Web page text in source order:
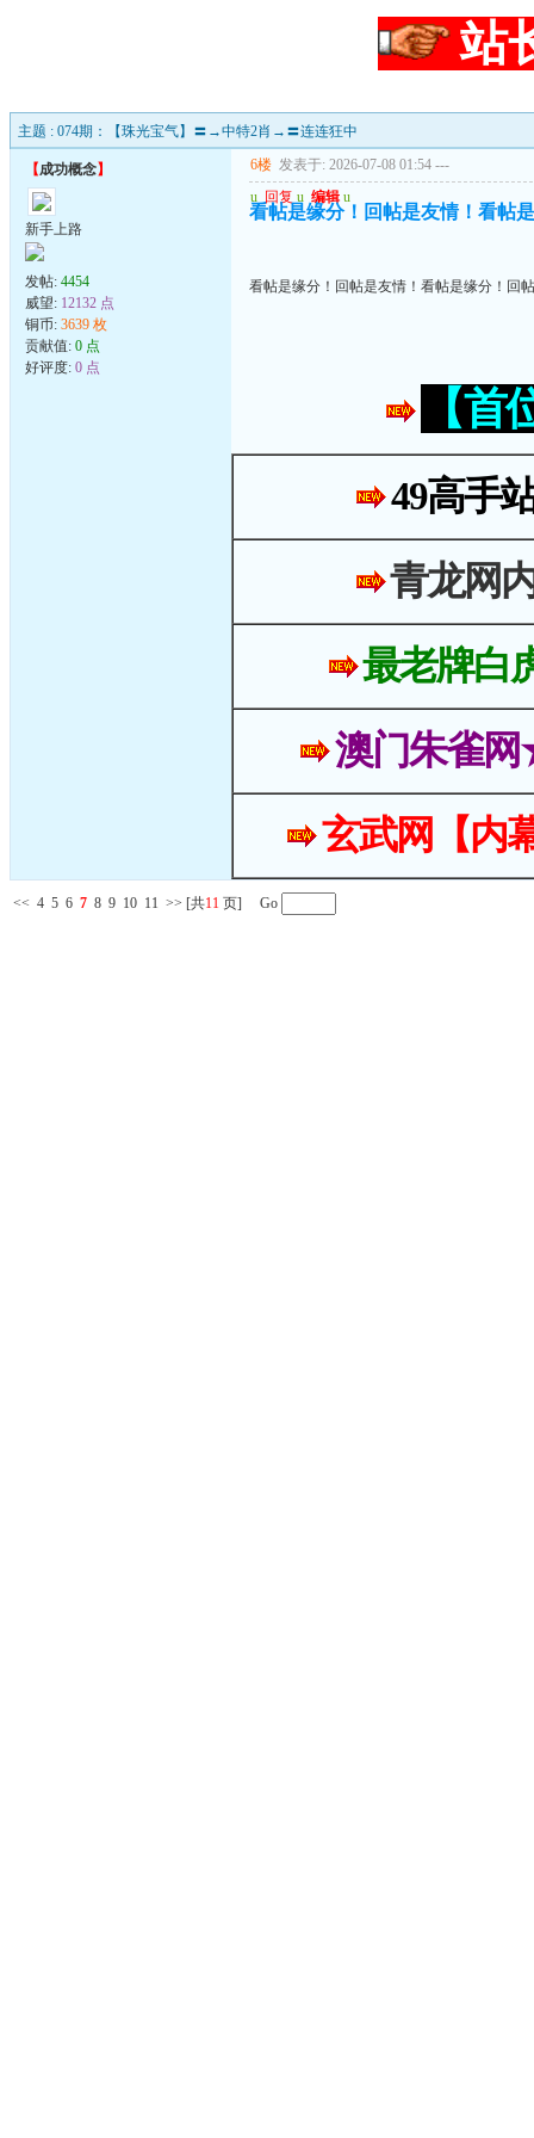
站
主题 : 074期：【珠光宝气】〓→中特2肖→〓连连狂中
【成功概念】
新手上路
发帖: 4454
威望: 12132 点
铜币: 3639 枚
贡献值: 0 点
好评度: 0 点
6楼 发表于: 2026-07-08 01:54 ---
u 回复 u 编辑 u
看帖是缘分！回帖是友情！看帖
看帖是缘分！回帖是友情！看帖是缘分！回
【
49高手
青龙网
最老牌白
澳门朱雀
玄武网【内
<< 4 5 6 7 8 9 10 11 >> [共11 页] Go